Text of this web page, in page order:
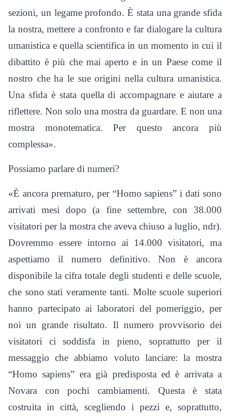
sezioni, un legame profondo. È stata una grande sfida
la nostra, mettere a confronto e far dialogare la cultura
umanistica e quella scientifica in un momento in cui il
dibattito è più che mai aperto e in un Paese come il
nostro che ha le sue origini nella cultura umanistica.
Una sfida è stata quella di accompagnare e aiutare a
riflettere. Non solo una mostra da guardare. E non una
mostra monotematica. Per questo ancora più
complessa».
Possiamo parlare di numeri?
«È ancora prematuro, per “Homo sapiens” i dati sono
arrivati mesi dopo (a fine settembre, con 38.000
visitatori per la mostra che aveva chiuso a luglio, ndr).
Dovremmo essere intorno ai 14.000 visitatori, ma
aspettiamo il numero definitivo. Non è ancora
disponibile la cifra totale degli studenti e delle scuole,
che sono stati veramente tanti. Molte scuole superiori
hanno partecipato ai laboratori del pomeriggio, per
noi un grande risultato. Il numero provvisorio dei
visitatori ci soddisfa in pieno, soprattutto per il
messaggio che abbiamo voluto lanciare: la mostra
“Homo sapiens” era già predisposta ed è arrivata a
Novara con pochi cambiamenti. Questa è stata
costruita in città, scegliendo i pezzi e, soprattutto,